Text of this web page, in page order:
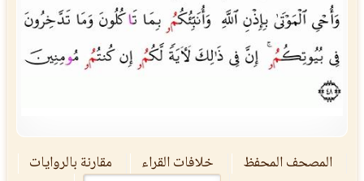
المصحف المحفظ خلافات القراء مقارنة بالروايات